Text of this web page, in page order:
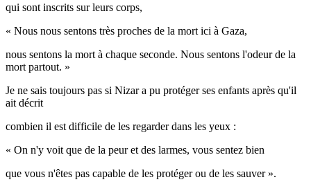
qui sont inscrits sur leurs corps,
« Nous nous sentons très proches de la mort ici à Gaza,
nous sentons la mort à chaque seconde. Nous sentons l'odeur de la
mort partout. »
Je ne sais toujours pas si Nizar a pu protéger ses enfants après qu'il
ait décrit
combien il est difficile de les regarder dans les yeux :
« On n'y voit que de la peur et des larmes, vous sentez bien
que vous n'êtes pas capable de les protéger ou de les sauver ».